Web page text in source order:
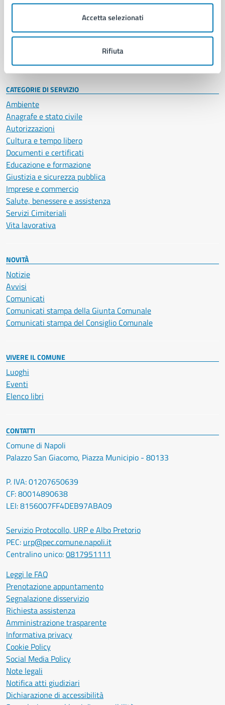
Accetta selezionati
Rifiuta
Enti e fondazioni
Personale amministrativo
Intranet, posta aziendale e protocollo
CATEGORIE DI SERVIZIO
Ambiente
Anagrafe e stato civile
Autorizzazioni
Cultura e tempo libero
Documenti e certificati
Educazione e formazione
Giustizia e sicurezza pubblica
Imprese e commercio
Salute, benessere e assistenza
Servizi Cimiteriali
Vita lavorativa
NOVITÀ
Notizie
Avvisi
Comunicati
Comunicati stampa della Giunta Comunale
Comunicati stampa del Consiglio Comunale
VIVERE IL COMUNE
Luoghi
Eventi
Elenco libri
CONTATTI
Comune di Napoli
Palazzo San Giacomo, Piazza Municipio - 80133
P. IVA: 01207650639
CF: 80014890638
LEI: 8156007FF4DEB97ABA09
Servizio Protocollo, URP e Albo Pretorio
PEC: urp@pec.comune.napoli.it
Centralino unico:0817951111
Leggi le FAQ
Prenotazione appuntamento
Segnalazione disservizio
Richiesta assistenza
Amministrazione trasparente
Informativa privacy
Cookie Policy
Social Media Policy
Note legali
Notifica atti giudiziari
Dichiarazione di accessibilità